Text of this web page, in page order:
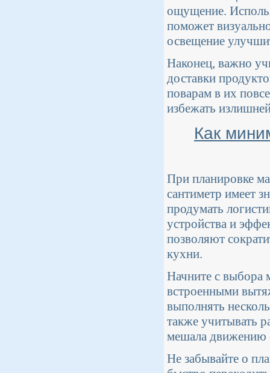
ощущение.
поможет
освещение
Наконец, важно
доставки
поварам в их
избежать
Как
При планировке
сантиметр имеет
продумать
устройства и
позволяют
кухни.
Начните с выбора
встроенными
выполнять
также учитывать
мешала движению
Не забывайте о